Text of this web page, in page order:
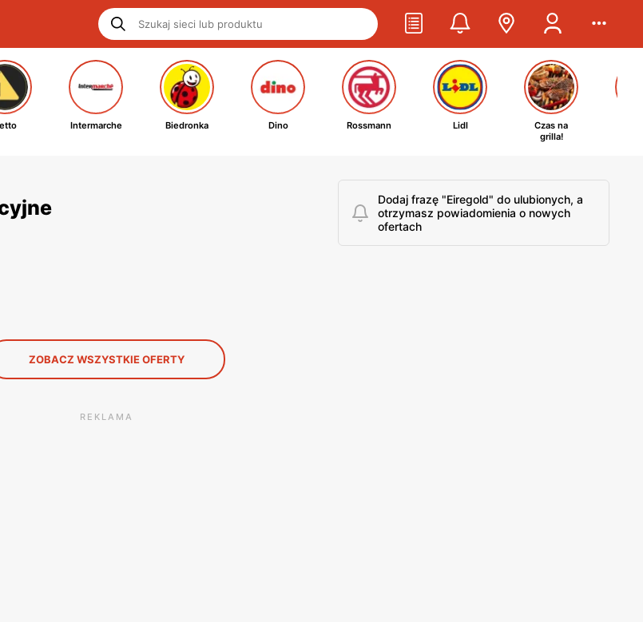
Intermarche Biedronka Dino Rossmann Lidl
Czas na
grilla!
Dodaj frazę "Eiregold" do ulubionych, a
otrzymasz powiadomienia o nowych
ofertach
ZOBACZ WSZYSTKIE OFERTY
REKLAMA